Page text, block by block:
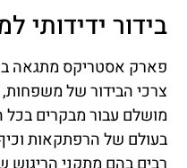
בידור ידידותי
פארק אסטריקס מתגאה
צרכי הבידור של
מושלם עבור מבקרים
בעולם של הרפתקאות